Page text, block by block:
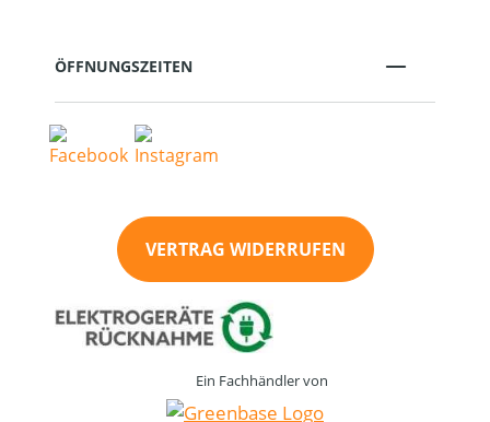
ÖFFNUNGSZEITEN
VERTRAG WIDERRUFEN
Ein Fachhändler von